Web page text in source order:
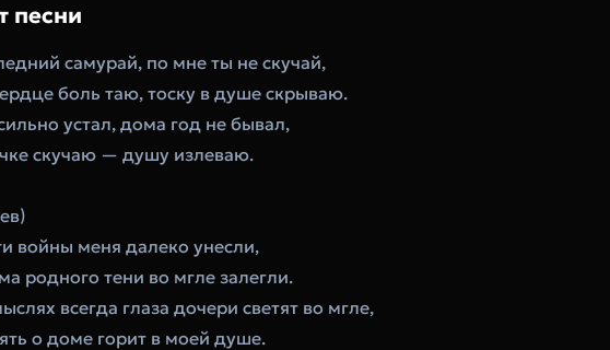
песни
самурай, по мне ты не скучай,
боль таю, тоску в душе скрываю.
устал, дома год не бывал,
скучаю — душу излеваю.
войны меня далеко унесли,
родного тени во мгле залегли.
всегда глаза дочери светят во мгле,
о доме горит в моей душе.